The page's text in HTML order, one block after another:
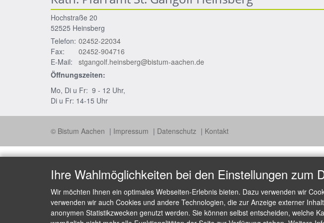
Hochstraße 20
52525 Heinsberg
Telefon: 02452-22034
Fax:
02452-904716
E-Mail:
stgangolf.heinsberg@bistum-aachen.de
Öffnungszeiten:
Mo, Di u Fr: 9 - 12 Uhr,
Di u Fr: 14-15 Uhr
© Bistum Aachen Impressum Datenschutz Kontakt
Ihre Wahlmöglichkeiten bei den Einstellungen zum
Wir möchten Ihnen ein optimales Webseiten-Erlebnis bieten. Dazu verwenden wir
verwenden wir auch Cookies und andere Technologien, die zur Anzeige externer
anonymen Statistikzwecken genutzt werden. Sie können selbst entscheiden, welche